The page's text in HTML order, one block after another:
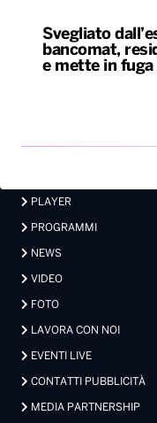
Svegliato
bancomat,
e mette in fuga
PLAYER
PROGRAMMI
NEWS
VIDEO
FOTO
LAVORA CON NOI
EVENTI LIVE
CONTATTI PUBBLICITÀ
MEDIA PARTNERSHIP